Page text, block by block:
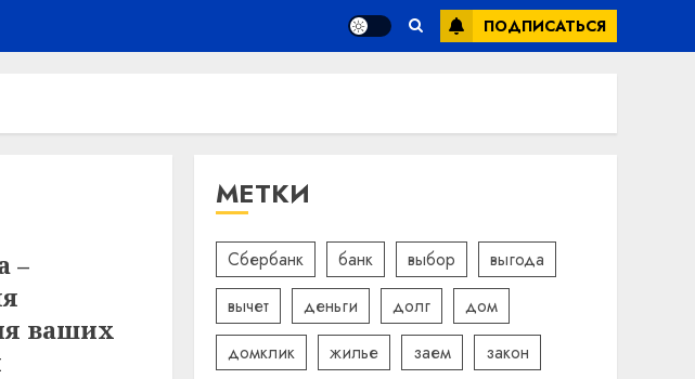
ПОДПИСАТЬСЯ
–
ваших
МЕТКИ
Сбербанк банк выбор
выгода
вычет
деньги долг
дом
домклик
жилье заем
закон